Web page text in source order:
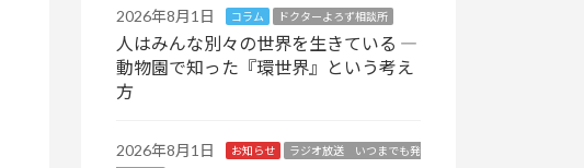
2026年8月1日 コラム ドクターよろず相談所
人はみんな別々の世界を生きている ―
動物園で知った『環世界』という考え
方
2026年8月1日 お知らせ
ラジオ放送 いつまでも発